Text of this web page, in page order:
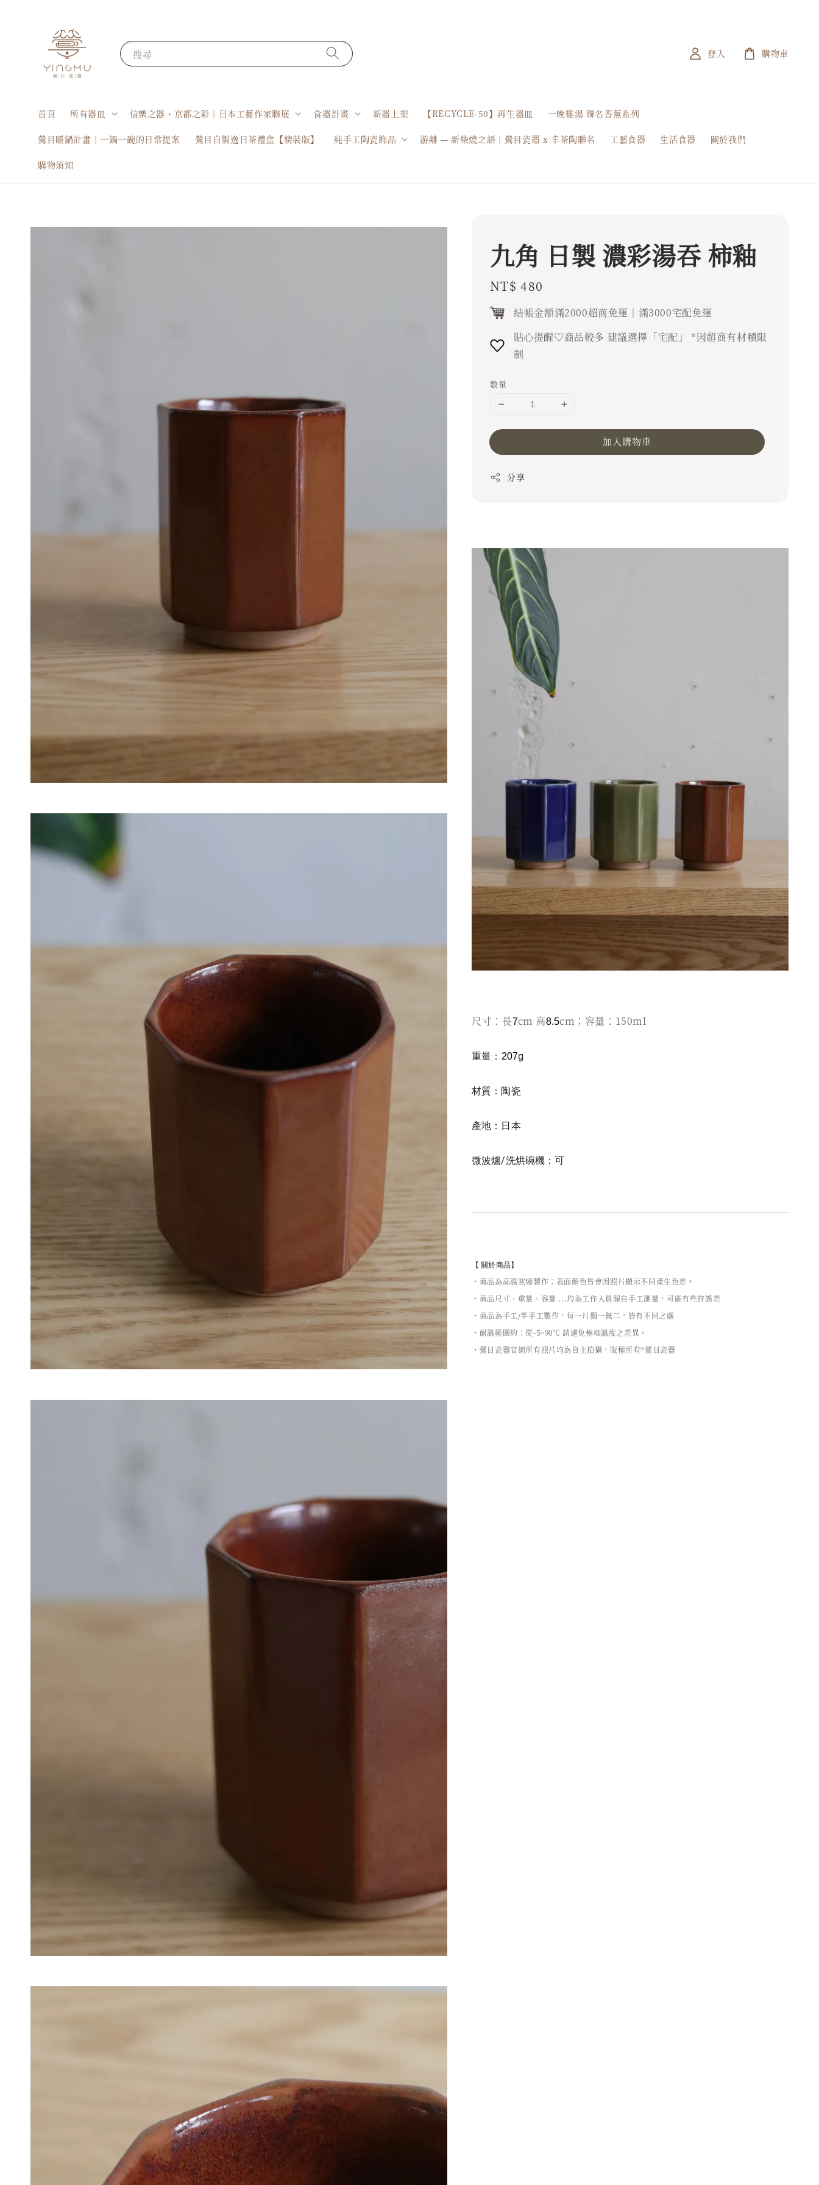
搜尋
首頁 所有器皿 信樂之器・京都之彩｜日本工藝作家聯展 食器計畫 新器上架 【RECYCLE-50】再生器皿 一晚雞湯 聯名香薰系列
鶯目暖鍋計畫｜一鍋一碗的日常提案 鶯目自製逸日茶禮盒【精裝版】 純手工陶瓷飾品 游離 — 新柴燒之語｜鶯目瓷器 x 丰茶陶聯名 工藝食器 生活食器 關於我們
購物須知
登入 購物車
九角 日製 濃彩湯吞 柿釉
Regular
price
NT$ 480
結帳金額滿2000超商免運｜滿3000宅配免運
貼心提醒♡商品較多 建議選擇「宅配」 *因超商有材積限
制
數量
加入購物車
分享
尺寸：長7cm 高8.5cm；容量：150ml
重量： 207g
材質：陶瓷
產地：日本
微波爐/洗烘碗機：可
【 關於商品】
・商品為高溫窯燒製作；表面顏色皆會因照片顯示不同產生色差。
・商品尺寸、重量、容量 ...均為工作人員親自手工測量，可能有些許誤差
・商品為手工/半手工製作，每一片獨一無二，皆有不同之處
・耐溫範圍約：從-5~90℃ 請避免極端溫度之差異。
・鶯目瓷器官網所有照片均為自主拍攝，版權所有®鶯目瓷器